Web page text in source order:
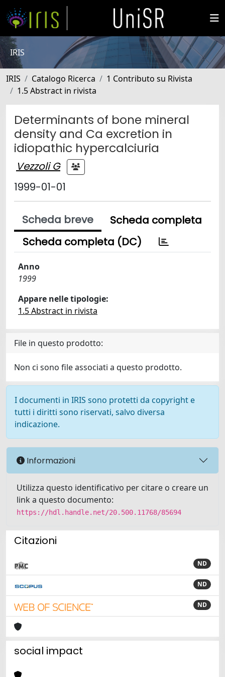
IRIS
IRIS Catalogo Ricerca
1 Contributo su Rivista
1.5 Abstract in rivista
Determinants of bone mineral
density and Ca excretion in
idiopathic hypercalciuria
Vezzoli G
1999-01-01
Scheda breve
Scheda completa
Scheda completa (DC)
Anno
1999
Appare nelle tipologie:
1.5 Abstract in rivista
File in questo prodotto:
Non ci sono file associati a questo prodotto.
I documenti in IRIS sono protetti da copyright e
tutti i diritti sono riservati, salvo diversa
indicazione.
Informazioni
Utilizza questo identificativo per citare o creare un
link a questo documento:
https://hdl.handle.net/20.500.11768/85694
Citazioni
ND
ND
ND
social impact